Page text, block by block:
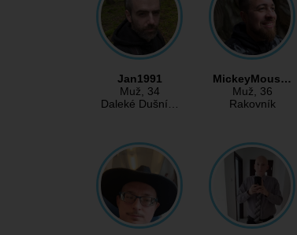
Jan1991
Muž, 34
Daleké Dušní…
MickeyMous…
Muž, 36
Rakovník